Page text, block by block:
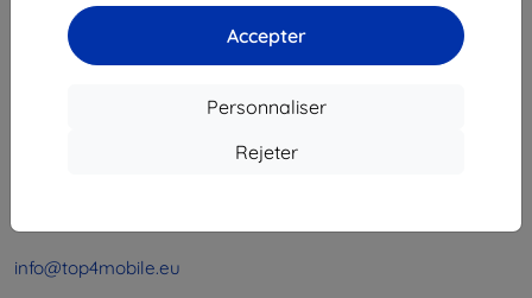
Accepter
Personnaliser
Rejeter
Shield-Sk s.r.o.
Ulica Rudolfa Mocka 3750/2A
841 04 Bratislava
Numéro d’identification d’entreprise :
info@top4mobile.eu